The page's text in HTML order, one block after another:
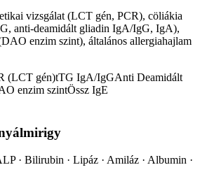
vizsgálat (LCT gén, PCR), cöliákia
anti-deamidált gliadin IgA/IgG, IgA),
enzim szint), általános allergiahajlam
(LCT gén)tTG IgA/IgGAnti Deamidált
enzim szintÖssz IgE
· Bilirubin · Lipáz · Amiláz · Albumin ·